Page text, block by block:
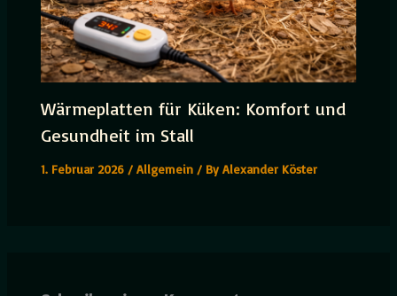
Wärmeplatten für Küken: Komfort und
Gesundheit im Stall
1. Februar 2026 / Allgemein/ By Alexander Köster